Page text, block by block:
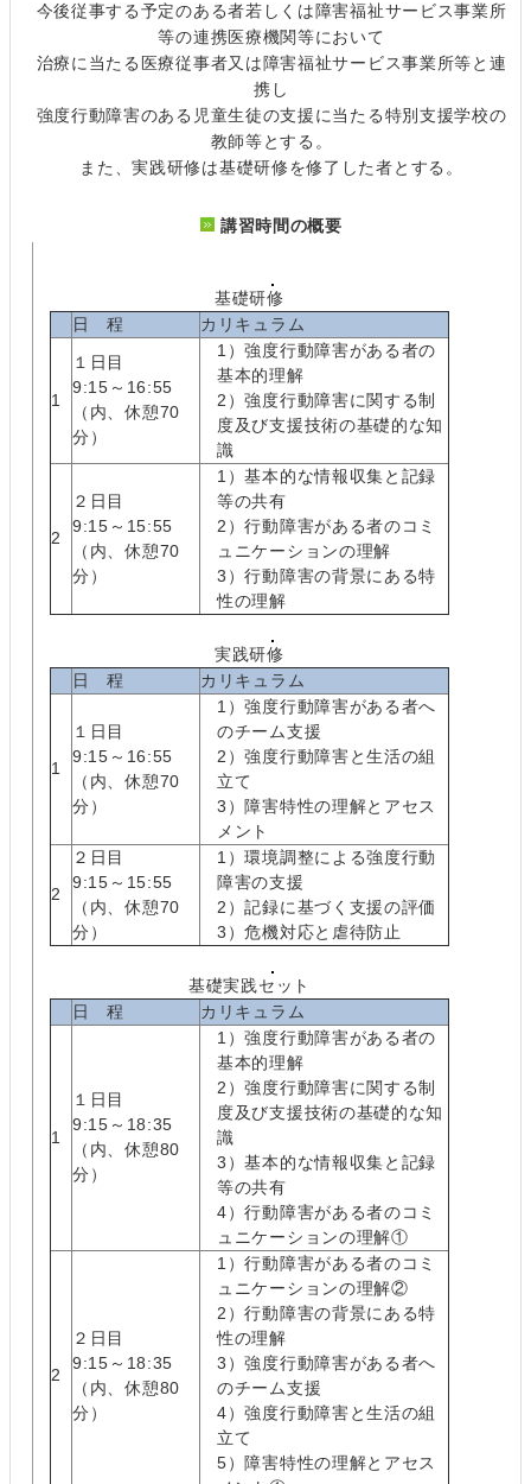
今後従事する予定のある者若しくは障害福祉サービス事業所
等の連携医療機関等において
治療に当たる医療従事者又は障害福祉サービス事業所等と連
携し
強度行動障害のある児童生徒の支援に当たる特別支援学校の
教師等とする。
また、実践研修は基礎研修を修了した者とする。
講習時間の概要
基礎研修
日 程
カリキュラム
1
１日目
9:15～16:55
（内、休憩70
分）
1）強度行動障害がある者の
基本的理解
2）強度行動障害に関する制
度及び支援技術の基礎的な知
識
2
２日目
9:15～15:55
（内、休憩70
分）
1）基本的な情報収集と記録
等の共有
2）行動障害がある者のコミ
ュニケーションの理解
3）行動障害の背景にある特
性の理解
実践研修
日 程
カリキュラム
1
１日目
9:15～16:55
（内、休憩70
分）
1）強度行動障害がある者へ
のチーム支援
2）強度行動障害と生活の組
立て
3）障害特性の理解とアセス
メント
2
２日目
9:15～15:55
（内、休憩70
分）
1）環境調整による強度行動
障害の支援
2）記録に基づく支援の評価
3）危機対応と虐待防止
基礎実践セット
日 程
カリキュラム
1
１日目
9:15～18:35
（内、休憩80
分）
1）強度行動障害がある者の
基本的理解
2）強度行動障害に関する制
度及び支援技術の基礎的な知
識
3）基本的な情報収集と記録
等の共有
4）行動障害がある者のコミ
ュニケーションの理解①
2
２日目
9:15～18:35
（内、休憩80
分）
1）行動障害がある者のコミ
ュニケーションの理解②
2）行動障害の背景にある特
性の理解
3）強度行動障害がある者へ
のチーム支援
4）強度行動障害と生活の組
立て
5）障害特性の理解とアセス